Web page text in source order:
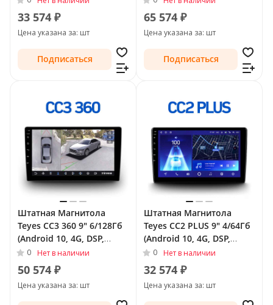
QLed) для Peugeot 207 I
Рестайлинг 2009 - 2015
33 574 ₽
Цена указана за: шт
Подписаться
65 574 ₽
Цена указана за: шт
Подписаться
Штатная Магнитола
Teyes CC3 360 9" 6/128Гб
(Android 10, 4G, DSP,
QLed) - круговой обзор
для Peugeot 207 I 2006 -
2009
0 Нет в наличии
50 574 ₽
Цена указана за: шт
Штатная Магнитола
Teyes CC2 PLUS 9" 4/64Гб
(Android 10, 4G, DSP,
QLed) для Peugeot 207 I
Рестайлинг 2009 - 2015
0 Нет в наличии
32 574 ₽
Цена указана за: шт